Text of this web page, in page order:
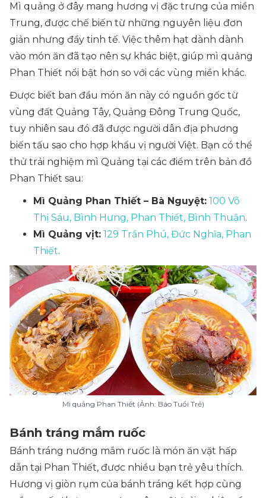
Mì quảng ở đây mang hương vị đặc trưng của miền
Trung, được chế biến từ những nguyên liệu đơn
giản nhưng đầy tinh tế. Việc thêm hạt dành dành
vào món ăn đã tạo nên sự khác biệt, giúp mì quảng
Phan Thiết nổi bật hơn so với các vùng miền khác.
Được biết ban đầu món ăn này có nguồn gốc từ
vùng đất Quảng Tây, Quảng Đông Trung Quốc,
tuy nhiên sau đó đã được người dân địa phương
biến tấu sao cho hợp khẩu vị người Việt. Bạn có thể
thử trải nghiệm mì Quảng tại các điểm trên bản đồ
Phan Thiết sau:
Mì Quảng Phan Thiết – Bà Nguyệt: 100 Võ
Thị Sáu, Bình Hưng, Phan Thiết, Bình Thuận.
Mì Quảng vịt: 129 Trần Phú, Đức Nghĩa, Phan
Thiết.
Mì quảng Phan Thiết (Ảnh: Báo Tuổi Trẻ)
Bánh tráng mắm ruốc
Bánh tráng nướng mắm ruốc là món ăn vặt hấp
dẫn tại Phan Thiết, được nhiều bạn trẻ yêu thích.
Hương vị giòn rụm của bánh tráng kết hợp cùng